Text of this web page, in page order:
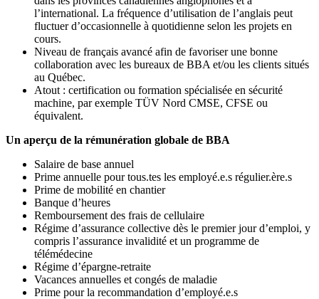
l’international. La fréquence d’utilisation de l’anglais peut
fluctuer d’occasionnelle à quotidienne selon les projets en
cours.
Niveau de français avancé afin de favoriser une bonne
collaboration avec les bureaux de BBA et/ou les clients situés
au Québec.
Atout : certification ou formation spécialisée en sécurité
machine, par exemple TÜV Nord CMSE, CFSE ou
équivalent.
Un aperçu de la rémunération globale de BBA
Salaire de base annuel
Prime annuelle pour tous.tes les employé.e.s régulier.ère.s
Prime de mobilité en chantier
Banque d’heures
Remboursement des frais de cellulaire
Régime d’assurance collective dès le premier jour d’emploi, y
compris l’assurance invalidité et un programme de
télémédecine
Régime d’épargne-retraite
Vacances annuelles et congés de maladie
Prime pour la recommandation d’employé.e.s